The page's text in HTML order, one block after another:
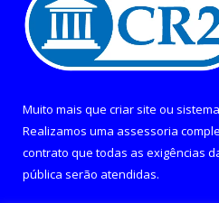
Muito mais que criar site ou
Realizamos uma assessoria
contrato que todas as exigências
pública serão atendidas.